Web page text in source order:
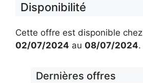
Disponibilité
Cette offre est disponible chez
02/07/2024 au 08/07/2024.
Dernières offres